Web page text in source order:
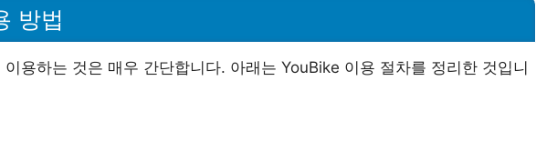
방법
용하는 것은 매우 간단합니다. 아래는 YouBike 이용 절차를 정리한 것입니